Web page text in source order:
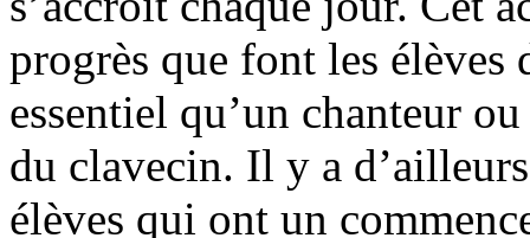
progrès que font les élèves
essentiel qu’un chanteur
du clavecin. Il y a
élèves qui ont un